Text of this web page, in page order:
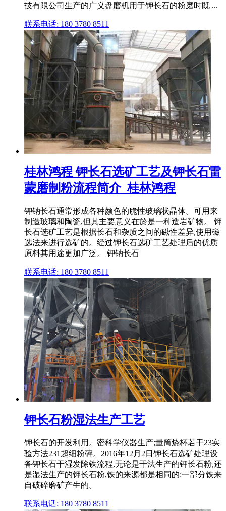
技有限公司生产的广义盘磨机用于钾长石的粉磨时既 ...
联系电话: 180 3780 8511
桂林鸿程 钾长石选矿工艺及钾长石雷
蒙磨制粉流程简介_桂林鸿程
钾钠长石通常形成各种颜色的脆性玻璃状晶体。可用来
制造玻璃和陶瓷,但其主要意义在於是一种造岩矿物。 钾
长石选矿工艺是根据长石和杂质之间的磁性差异,使用磁
选法来进行选矿的。经过钾长石选矿工艺处理后的优质
原料其用途更加广泛。 钾钠长石
联系电话: 180 3780 8511
钾长石粉湿法生产工艺
钾长石的开发利用。密科学仪器生产;量筒烧杯若干23实
验方法231超细粉碎。2016年12月2日钾长石选矿处理设
备钾长石干湿发除铁流程,无论是干法生产的钾长石粉,还
是湿法生产的钾长石粉,铁的来源都是相同的:一部分铁来
自破碎磨矿产生的。
联系电话: 180 3780 8511